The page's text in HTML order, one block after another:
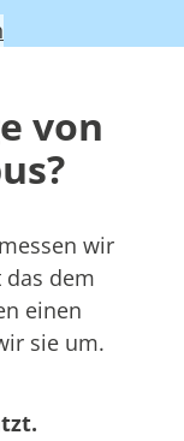
von
wir
das dem
einen
sie um.